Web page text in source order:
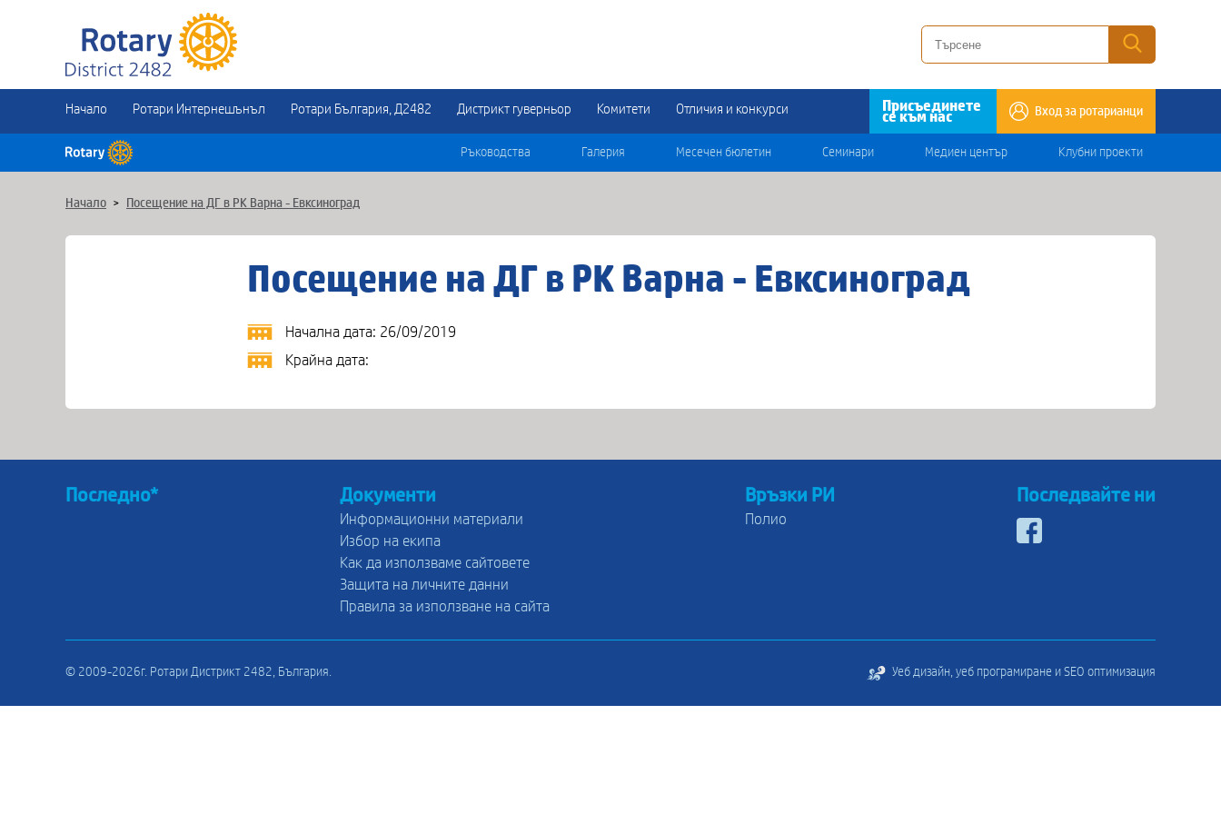
Начало Ротари Интернешънъл Ротари България, Д2482 Дистрикт гуверньор Комитети Отличия и конкурси Присъединете
се към нас Вход за ротарианци
Ръководства Галерия Месечен бюлетин Семинари Медиен център Клубни проекти
Начало > Посещение на ДГ в РК Варна - Евксиноград
Посещение на ДГ в РК Варна - Евксиноград
Начална дата: 26/09/2019
Крайна дата:
Последно* Документи
Информационни материали
Избор на екипа
Как да използваме сайтовете
Защита на личните данни
Правила за използване на сайта
Връзки РИ
Полио
Последвайте ни
© 2009-2026г. Ротари Дистрикт 2482, България. Уеб дизайн, уеб програмиране и SEO оптимизация